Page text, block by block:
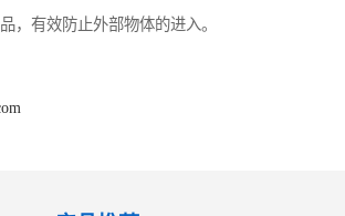
，有效防止外部物体的进入。